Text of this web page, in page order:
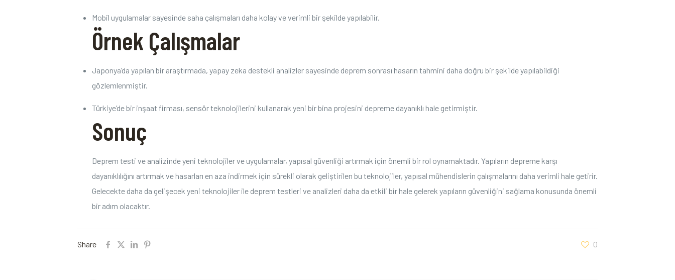
Mobil uygulamalar sayesinde saha çalışmaları daha kolay ve verimli bir şekilde yapılabilir.
Örnek Çalışmalar
Japonya’da yapılan bir araştırmada, yapay zeka destekli analizler sayesinde deprem sonrası hasarın tahmini daha doğru bir şekilde yapılabildiği
gözlemlenmiştir.
Türkiye’de bir inşaat firması, sensör teknolojilerini kullanarak yeni bir bina projesini depreme dayanıklı hale getirmiştir.
Sonuç
Deprem testi ve analizinde yeni teknolojiler ve uygulamalar, yapısal güvenliği artırmak için önemli bir rol oynamaktadır. Yapıların depreme karşı
dayanıklılığını artırmak ve hasarları en aza indirmek için sürekli olarak geliştirilen bu teknolojiler, yapısal mühendislerin çalışmalarını daha verimli hale getirir.
Gelecekte daha da gelişecek yeni teknolojiler ile deprem testleri ve analizleri daha da etkili bir hale gelerek yapıların güvenliğini sağlama konusunda önemli
bir adım olacaktır.
Share 0